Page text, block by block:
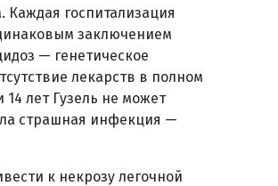
Каждая госпитализация
заключением
— генетическое
лекарств в полном
лет Гузель не может
страшная инфекция —
к некрозу легочной